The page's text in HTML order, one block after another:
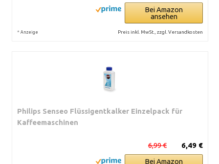
Bei Amazon
ansehen
* Anzeige Preis inkl. MwSt., zzgl. Versandkosten
Philips Senseo Flüssigentkalker Einzelpack für
Kaffeemaschinen
6,49 €
6,99 €
Bei Amazon